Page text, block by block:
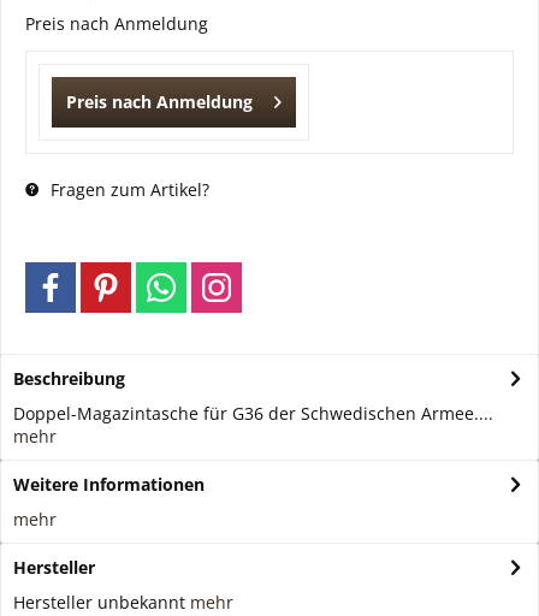
Preis nach Anmeldung
Preis nach Anmeldung
Fragen zum Artikel?
Beschreibung
Doppel-Magazintasche für G36 der Schwedischen Armee....
mehr
Weitere Informationen
mehr
Hersteller
Hersteller unbekannt mehr